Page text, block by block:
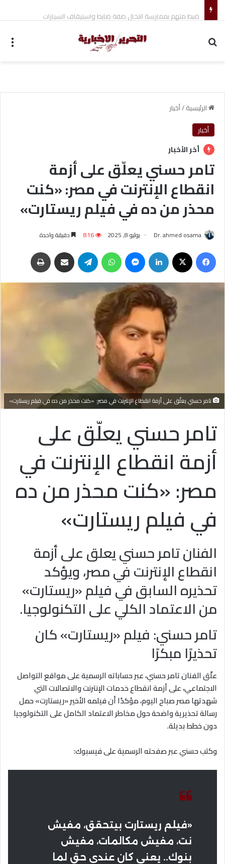
الرئيسية/أخبار
أخبار
أخر الأخبار
تامر حسني يعلّق على أزمة
انقطاع الإنترنت في مصر: «كنت
محذر من ده في فيلم ريستارت»
Dr. ahmed osama يوليو 8, 2025 816 دقيقة واحدة
تامر حسني يعلّق على أزمة انقطاع الإنترنت في مصر: «كنت محذر من ده في فيلم ريستارت»
تامر حسني يعلّق على
أزمة انقطاع الإنترنت في
مصر: «كنت محذر من ده
في فيلم ريستارت»
الفنان تامر حسني يعلق على أزمة
انقطاع الإنترنت في مصر، ويؤكد
تحذيره السابق في فيلم «ريستارت»
من الاعتماد الكلي على التكنولوجيا.
تامر حسني: فيلم «ريستارت» كان
تحذيرًا مبكرًا
علّق الفنان تامر حسني، عبر حساباته الرسمية على مواقع التواصل
الاجتماعي، على أزمة انقطاع خدمات الإنترنت والاتصالات التي
شهدتها مصر صباح اليوم، مؤكدًا أن فيلمه الأخير «ريستارت» حمل
رسالة تحذيرية واضحة حول مخاطر الاعتماد الكامل على التكنولوجيا
دون خطط بديلة.
وكتب حسني عبر صفحته الرسمية على فيسبوك:
«فيلم ريستارت بيتحقق، مفيش
نت، مفيش مكالمات، مفيش
بنوك.. يعني كان عندي حق لما